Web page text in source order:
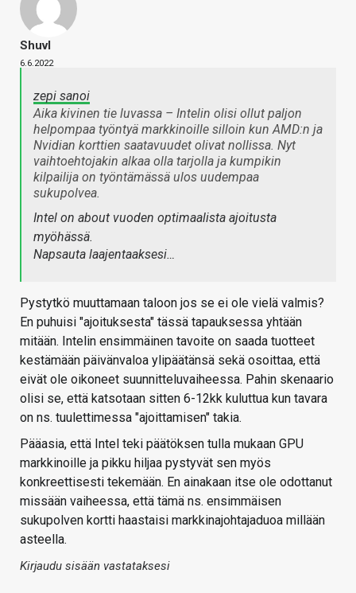
Shuvl
6.6.2022
zepi sanoi
Aika kivinen tie luvassa – Intelin olisi ollut paljon
helpompaa työntyä markkinoille silloin kun AMD:n ja
Nvidian korttien saatavuudet olivat nollissa. Nyt
vaihtoehtojakin alkaa olla tarjolla ja kumpikin
kilpailija on työntämässä ulos uudempaa
sukupolvea.
Intel on about vuoden optimaalista ajoitusta
myöhässä.
Napsauta laajentaaksesi…
Pystytkö muuttamaan taloon jos se ei ole vielä valmis?
En puhuisi "ajoituksesta" tässä tapauksessa yhtään
mitään. Intelin ensimmäinen tavoite on saada tuotteet
kestämään päivänvaloa ylipäätänsä sekä osoittaa, että
eivät ole oikoneet suunnitteluvaiheessa. Pahin skenaario
olisi se, että katsotaan sitten 6-12kk kuluttua kun tavara
on ns. tuulettimessa "ajoittamisen" takia.
Pääasia, että Intel teki päätöksen tulla mukaan GPU
markkinoille ja pikku hiljaa pystyvät sen myös
konkreettisesti tekemään. En ainakaan itse ole odottanut
missään vaiheessa, että tämä ns. ensimmäisen
sukupolven kortti haastaisi markkinajohtajaduoa millään
asteella.
Kirjaudu sisään vastataksesi